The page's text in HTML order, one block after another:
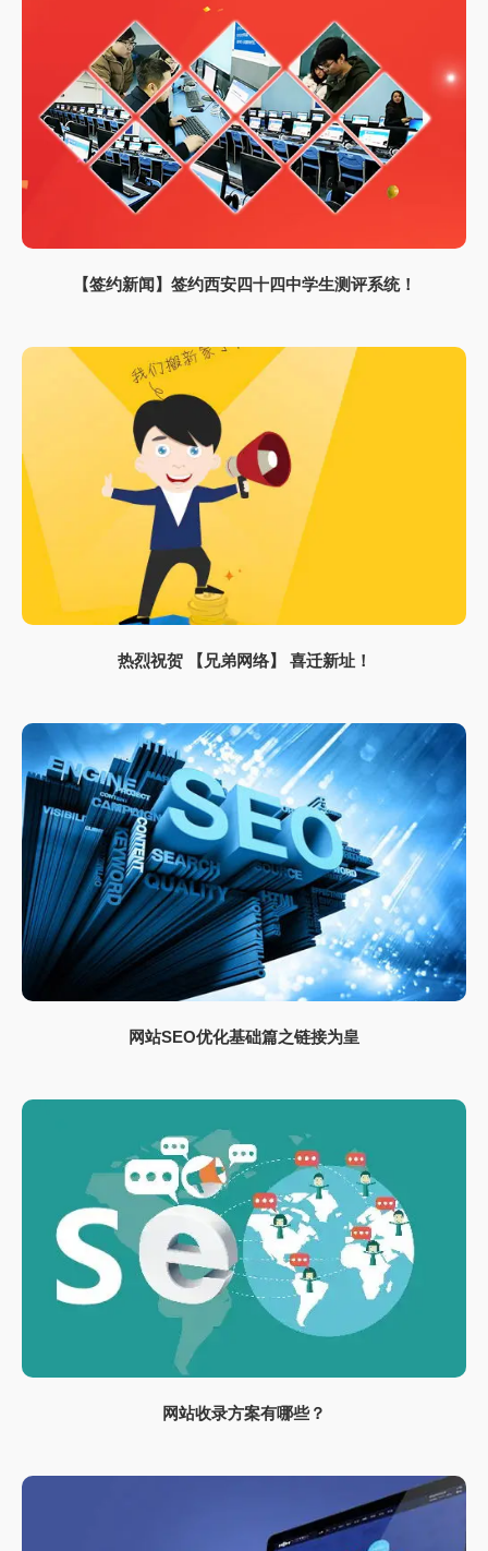
【签约新闻】签约西安四十四中学生测评系统！
热烈祝贺 【兄弟网络】 喜迁新址！
网站SEO优化基础篇之链接为皇
网站收录方案有哪些？